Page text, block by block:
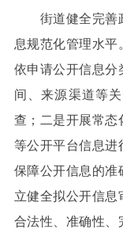
街道健全完善政
息规范化管理水平
依申请公开信息分
间、来源渠道等
查；二是开展常态
等公开平台信息进
保障公开信息的准
立健全拟公开信息
合法性、准确性、